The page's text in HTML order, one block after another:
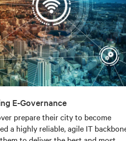
E-Governance
prepare their city to become
a highly reliable, agile IT